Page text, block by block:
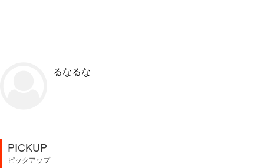
るなるな
PICKUP
ピックアップ